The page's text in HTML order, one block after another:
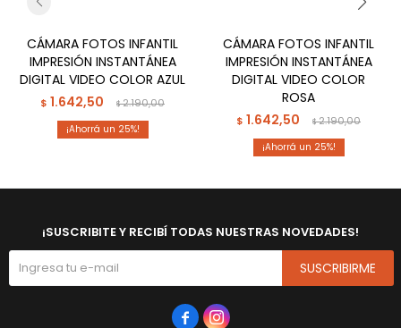
CÁMARA FOTOS INFANTIL
IMPRESIÓN INSTANTÁNEA
DIGITAL VIDEO COLOR AZUL
$ 1.642,50 $2.190,00
25
CÁMARA FOTOS INFANTIL
IMPRESIÓN INSTANTÁNEA
DIGITAL VIDEO COLOR
ROSA
$ 1.642,50 $2.190,00
25
¡SUSCRIBITE Y RECIBÍ TODAS NUESTRAS NOVEDADES!
SUSCRIBIRME
 